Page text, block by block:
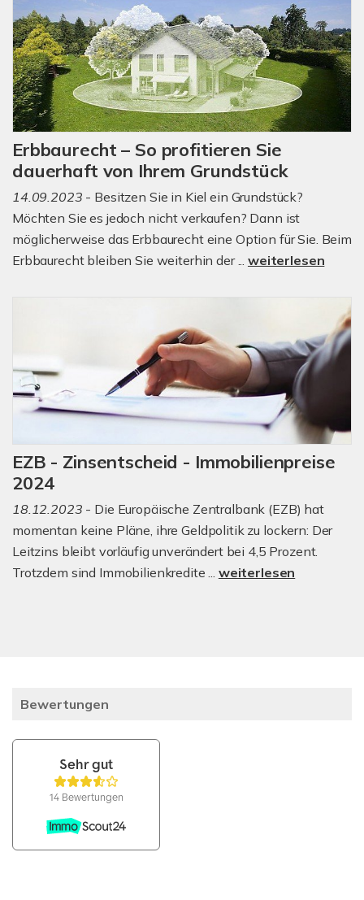
Erbbaurecht – So profitieren Sie
dauerhaft von Ihrem Grundstück
14.09.2023 - Besitzen Sie in Kiel ein Grundstück?
Möchten Sie es jedoch nicht verkaufen? Dann ist
möglicherweise das Erbbaurecht eine Option für Sie. Beim
Erbbaurecht bleiben Sie weiterhin der ... weiterlesen
EZB - Zinsentscheid - Immobilienpreise
2024
18.12.2023 - Die Europäische Zentralbank (EZB) hat
momentan keine Pläne, ihre Geldpolitik zu lockern: Der
Leitzins bleibt vorläufig unverändert bei 4,5 Prozent.
Trotzdem sind Immobilienkredite ... weiterlesen
Bewertungen